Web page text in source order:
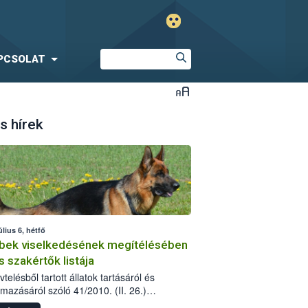
hírek
6, hétfő
viselkedésének megítélésében
szakértők listája
tartott állatok tartásáról és
szóló 41/2010. (II. 26.)
szabályozza az eb okozta fizikai